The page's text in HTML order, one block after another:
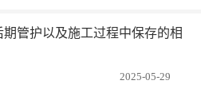
期管护以及施工过程中保存的相
2025-05-29